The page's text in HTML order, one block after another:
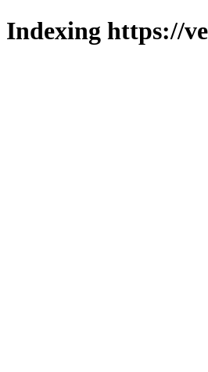
Indexing https://